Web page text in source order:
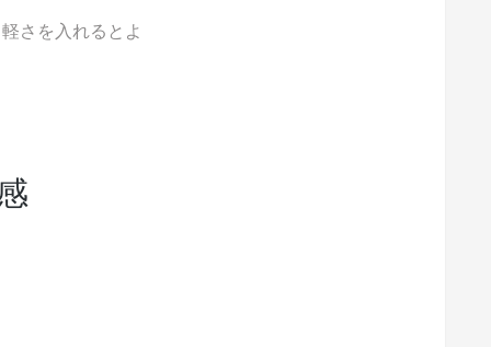
さを入れるとよ